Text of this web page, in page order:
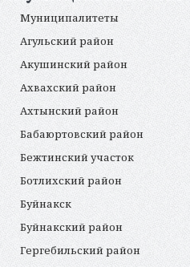
Муниципалитеты
Агульский район
Акушинский район
Ахвахский район
Ахтынский район
Бабаюртовский район
Бежтинский участок
Ботлихский район
Буйнакск
Буйнакский район
Гергебильский район